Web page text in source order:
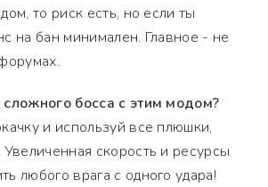
то риск есть, но если ты
на бан минимален. Главное - не
босса с этим модом?
и используй все плюшки,
скорость и ресурсы
любого врага с одного удара!